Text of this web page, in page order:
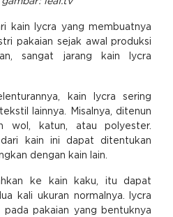
kain lycra yang membuatnya
pakaian sejak awal produksi
sangat jarang kain lycra
kain lycra sering
lainnya. Misalnya, ditenun
wol, katun, atau polyester.
dari kain ini dapat ditentukan
dengan kain lain.
ke kain kaku, itu dapat
kali ukuran normalnya. lycra
pada pakaian yang bentuknya